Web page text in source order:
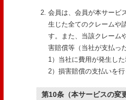
会員は、会員が本サービ
生じた全てのクレームや
す。また、当該クレーム
害賠償等（当社が支払っ
1）当社に費用が発生し
2）損害賠償の支払いを
第10条（本サービスの変